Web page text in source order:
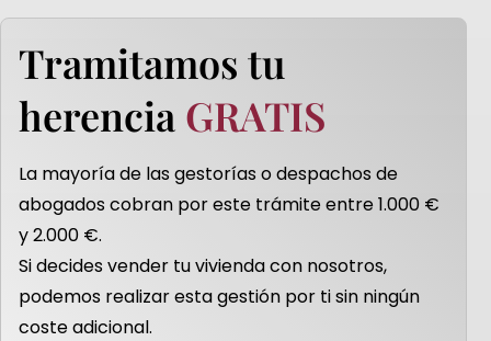
tramitamos tu
herencia GRATIS
la mayoría de las gestorías o despachos de
abogados cobran por este trámite entre 1.000 €
y 2.000 €.
Si decides vender tu vivienda con nosotros,
podemos realizar esta gestión por ti sin ningún
coste adicional.